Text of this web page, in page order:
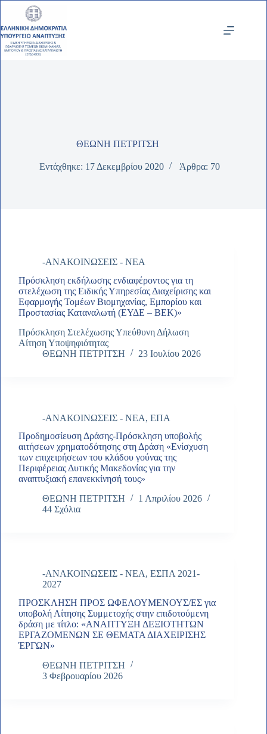
Μετάβαση
περιεχόμενο
ΘΕΩΝΗ ΠΕΤΡΙΤΣΗ
Εντάχθηκε: 17 Δεκεμβρίου 2020 Άρθρα: 70
-ΑΝΑΚΟΙΝΩΣΕΙΣ - ΝΕΑ
Πρόσκληση εκδήλωσης ενδιαφέροντος για τη
στελέχωση της Ειδικής Υπηρεσίας Διαχείρισης και
Εφαρμογής Τομέων Βιομηχανίας, Εμπορίου και
Προστασίας Καταναλωτή (ΕΥΔΕ – ΒΕΚ)»
Πρόσκληση Στελέχωσης Υπεύθυνη Δήλωση
Αίτηση Υποψηφιότητας
ΘΕΩΝΗ ΠΕΤΡΙΤΣΗ
23 Ιουλίου 2026
-ΑΝΑΚΟΙΝΩΣΕΙΣ - ΝΕΑ, ΕΠΑ
Προδημοσίευση Δράσης-Πρόσκληση υποβολής
αιτήσεων χρηματοδότησης στη Δράση «Ενίσχυση
των επιχειρήσεων του κλάδου γούνας της
Περιφέρειας Δυτικής Μακεδονίας για την
αναπτυξιακή επανεκκίνησή τους»
ΘΕΩΝΗ ΠΕΤΡΙΤΣΗ
1 Απριλίου 2026
44 Σχόλια
-ΑΝΑΚΟΙΝΩΣΕΙΣ - ΝΕΑ, ΕΣΠΑ 2021-
2027
ΠΡΟΣΚΛΗΣΗ ΠΡΟΣ ΩΦΕΛΟΥΜΕΝΟΥΣ/ΕΣ για
υποβολή Αίτησης Συμμετοχής στην επιδοτούμενη
δράση με τίτλο: «ΑΝAΠΤΥΞΗ ΔΕΞΙΟΤHΤΩΝ
ΕΡΓΑΖΟΜEΝΩΝ ΣΕ ΘEΜΑΤΑ ΔΙΑΧΕIΡΙΣΗΣ
ΈΡΓΩΝ»
ΘΕΩΝΗ ΠΕΤΡΙΤΣΗ
3 Φεβρουαρίου 2026